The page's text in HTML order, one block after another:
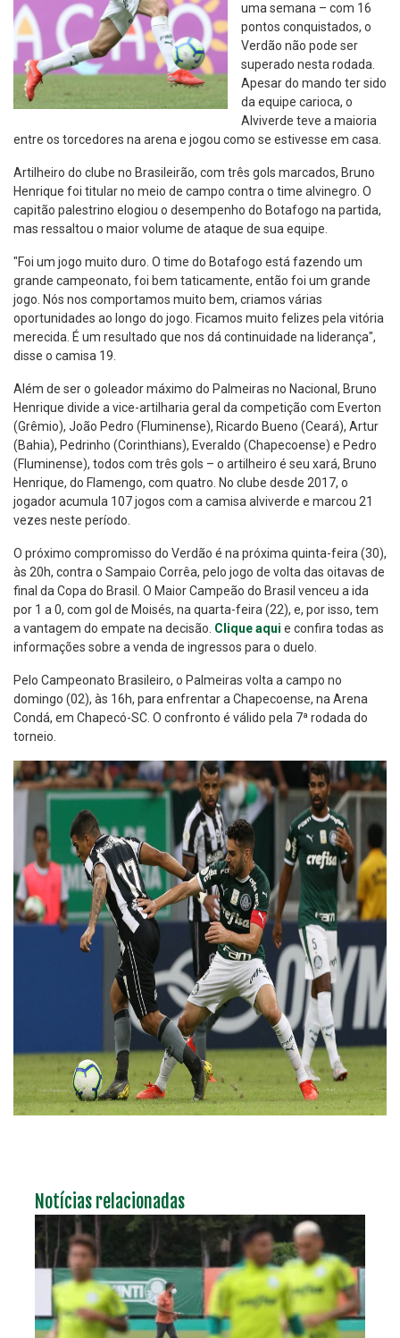
uma semana – com 16
pontos conquistados, o
Verdão não pode ser
superado nesta rodada.
Apesar do mando ter sido
da equipe carioca, o
Alviverde teve a maioria
entre os torcedores na arena e jogou como se estivesse em casa.
Artilheiro do clube no Brasileirão, com três gols marcados, Bruno
Henrique foi titular no meio de campo contra o time alvinegro. O
capitão palestrino elogiou o desempenho do Botafogo na partida,
mas ressaltou o maior volume de ataque de sua equipe.
"Foi um jogo muito duro. O time do Botafogo está fazendo um
grande campeonato, foi bem taticamente, então foi um grande
jogo. Nós nos comportamos muito bem, criamos várias
oportunidades ao longo do jogo. Ficamos muito felizes pela vitória
merecida. É um resultado que nos dá continuidade na liderança",
disse o camisa 19.
Além de ser o goleador máximo do Palmeiras no Nacional, Bruno
Henrique divide a vice-artilharia geral da competição com Everton
(Grêmio), João Pedro (Fluminense), Ricardo Bueno (Ceará), Artur
(Bahia), Pedrinho (Corinthians), Everaldo (Chapecoense) e Pedro
(Fluminense), todos com três gols – o artilheiro é seu xará, Bruno
Henrique, do Flamengo, com quatro. No clube desde 2017, o
jogador acumula 107 jogos com a camisa alviverde e marcou 21
vezes neste período.
O próximo compromisso do Verdão é na próxima quinta-feira (30),
às 20h, contra o Sampaio Corrêa, pelo jogo de volta das oitavas de
final da Copa do Brasil. O Maior Campeão do Brasil venceu a ida
por 1 a 0, com gol de Moisés, na quarta-feira (22), e, por isso, tem
a vantagem do empate na decisão. Clique aqui e confira todas as
informações sobre a venda de ingressos para o duelo.
Pelo Campeonato Brasileiro, o Palmeiras volta a campo no
domingo (02), às 16h, para enfrentar a Chapecoense, na Arena
Condá, em Chapecó-SC. O confronto é válido pela 7ª rodada do
torneio.
Notícias relacionadas